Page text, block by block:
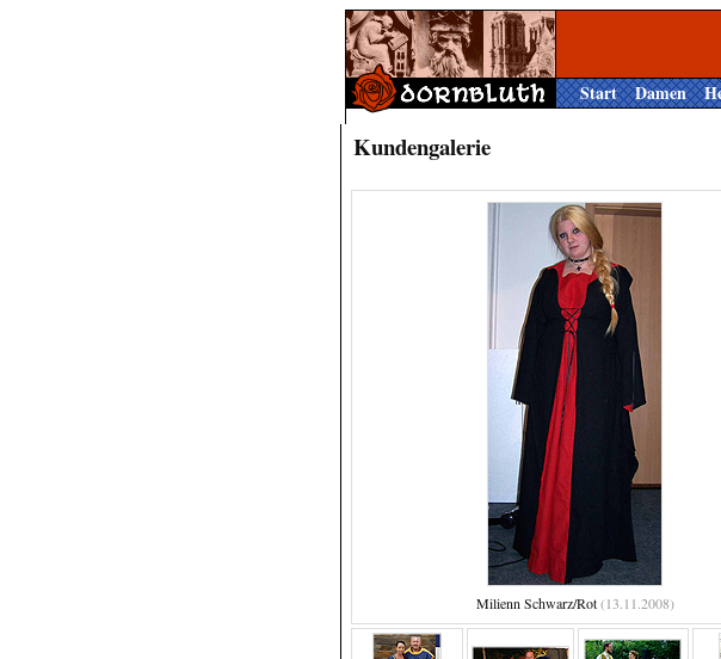
Start Damen
Kundengalerie
Milienn Schwarz/Rot(13.11.2008)